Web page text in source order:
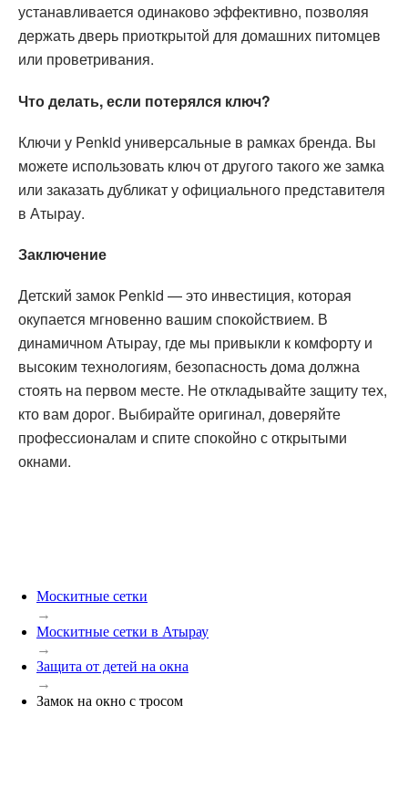
устанавливается одинаково эффективно, позволяя
держать дверь приоткрытой для домашних питомцев
или проветривания.
Что делать, если потерялся ключ?
Ключи у Penkid универсальные в рамках бренда. Вы
можете использовать ключ от другого такого же замка
или заказать дубликат у официального представителя
в Атырау.
Заключение
Детский замок Penkid — это инвестиция, которая
окупается мгновенно вашим спокойствием. В
динамичном Атырау, где мы привыкли к комфорту и
высоким технологиям, безопасность дома должна
стоять на первом месте. Не откладывайте защиту тех,
кто вам дорог. Выбирайте оригинал, доверяйте
профессионалам и спите спокойно с открытыми
окнами.
Москитные сетки
→
Москитные сетки в Атырау
→
Защита от детей на окна
→
Замок на окно с тросом